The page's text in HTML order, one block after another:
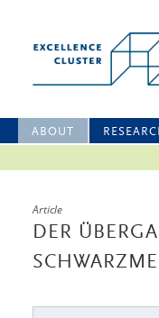
ABOUT
Article
DER